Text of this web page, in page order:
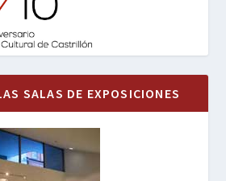
SALAS DE EXPOSICIONES